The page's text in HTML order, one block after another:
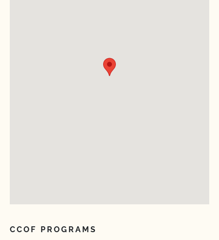
CCOF PROGRAMS